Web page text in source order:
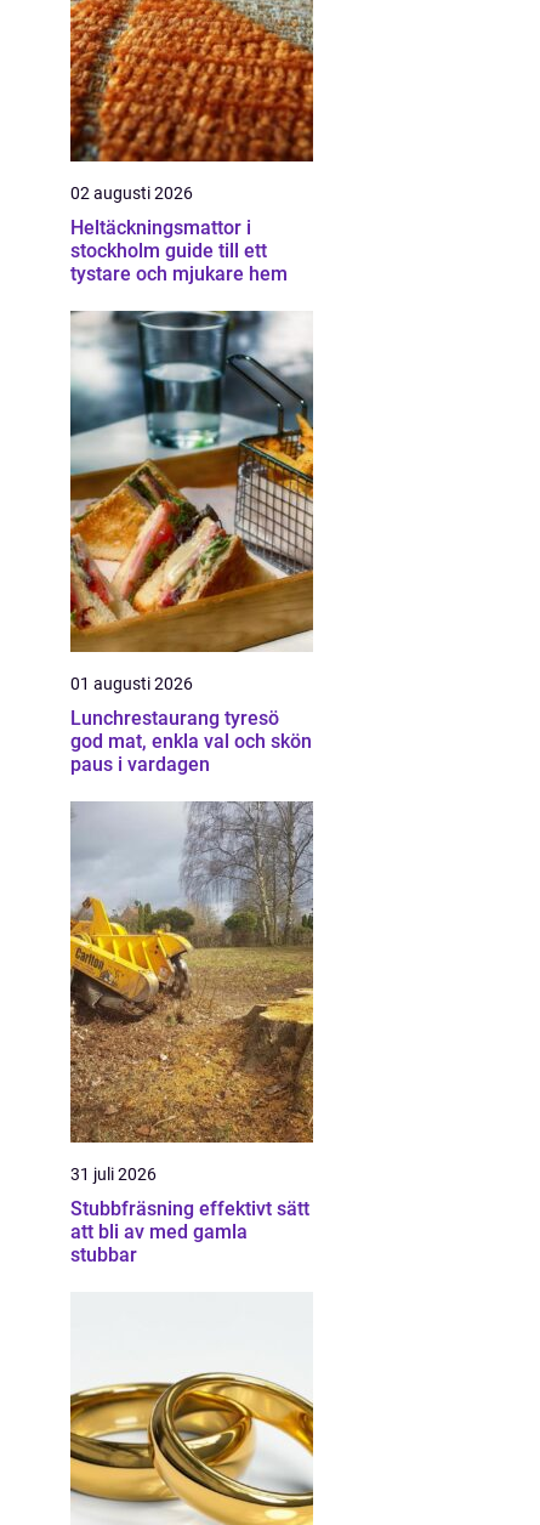
02 augusti 2026
Heltäckningsmattor i
stockholm guide till ett
tystare och mjukare hem
01 augusti 2026
Lunchrestaurang tyresö
god mat, enkla val och skön
paus i vardagen
31 juli 2026
Stubbfräsning effektivt sätt
att bli av med gamla
stubbar